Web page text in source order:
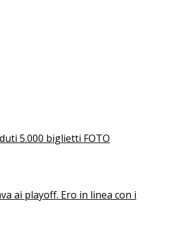
5.000 biglietti FOTO
ai playoff. Ero in linea con i